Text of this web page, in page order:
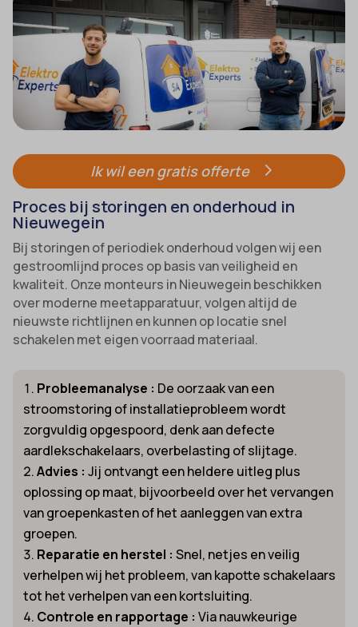
Ik wil een gratis offerte
Proces bij storingen en onderhoud in
Nieuwegein
Bij storingen of periodiek onderhoud volgen wij een
gestroomlijnd proces op basis van veiligheid en
kwaliteit. Onze monteurs in Nieuwegein beschikken
over moderne meetapparatuur, volgen altijd de
nieuwste richtlijnen en kunnen op locatie snel
schakelen met eigen voorraad materiaal.
Probleemanalyse : De oorzaak van een
stroomstoring of installatieprobleem wordt
zorgvuldig opgespoord, denk aan defecte
aardlekschakelaars, overbelasting of slijtage.
Advies : Jij ontvangt een heldere uitleg plus
oplossing op maat, bijvoorbeeld over het vervangen
van groepenkasten of het aanleggen van extra
groepen.
Reparatie en herstel : Snel, netjes en veilig
verhelpen wij het probleem, van kapotte schakelaars
tot het verhelpen van een kortsluiting.
Controle en rapportage : Via nauwkeurige